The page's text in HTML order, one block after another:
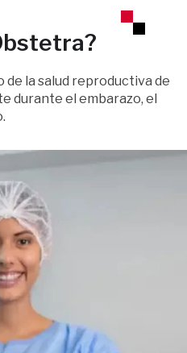
de la salud reproductiva de
durante el embarazo, el